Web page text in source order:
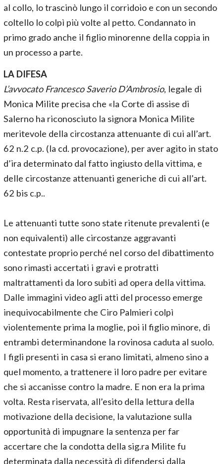
al collo, lo trascinò lungo il corridoio e con un secondo
coltello lo colpì più volte al petto. Condannato in
primo grado anche il figlio minorenne della coppia in
un processo a parte.
LA DIFESA
L’avvocato Francesco Saverio D’Ambrosio, legale di
Monica Milite precisa che «la Corte di assise di
Salerno ha riconosciuto la signora Monica Milite
meritevole della circostanza attenuante di cui all’art.
62 n.2 c.p. (la cd. provocazione), per aver agito in stato
d’ira determinato dal fatto ingiusto della vittima, e
delle circostanze attenuanti generiche di cui all’art.
62 bis c.p..
Le attenuanti tutte sono state ritenute prevalenti (e
non equivalenti) alle circostanze aggravanti
contestate proprio perché nel corso del dibattimento
sono rimasti accertati i gravi e protratti
maltrattamenti da loro subiti ad opera della vittima.
Dalle immagini video agli atti del processo emerge
inequivocabilmente che Ciro Palmieri colpì
violentemente prima la moglie, poi il figlio minore, di
entrambi determinandone la rovinosa caduta al suolo.
I figli presenti in casa si erano limitati, almeno sino a
quel momento, a trattenere il loro padre per evitare
che si accanisse contro la madre. E non era la prima
volta. Resta riservata, all’esito della lettura della
motivazione della decisione, la valutazione sulla
opportunità di impugnare la sentenza per far
accertare che la condotta della sig.ra Milite fu
determinata dalla necessità di difendersi dalla